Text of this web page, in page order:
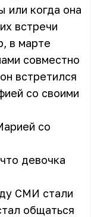
или когда она
встречи
в марте
совместно
встретился
со своими
со
девочка
СМИ стали
общаться